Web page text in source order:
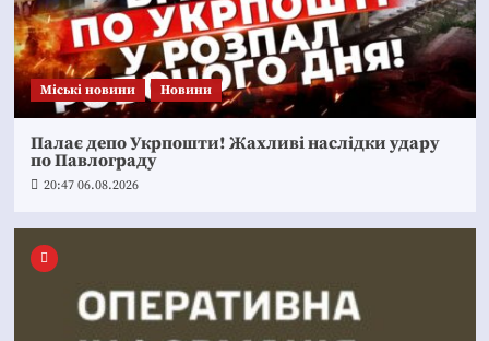
Mіські новини Новини
Палає депо Укрпошти! Жахливі наслідки удару
по Павлограду
20:47 06.08.2026